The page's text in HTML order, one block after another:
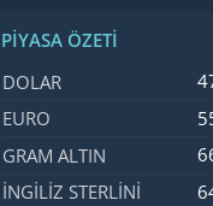
PIYASA ÖZETI
İsim, Kod Fiyat,
DOLAR
EURO
GRAM ALTIN
İNGILIZ STERLINI